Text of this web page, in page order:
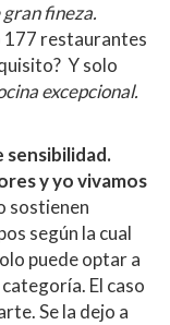
gran fineza.
177 restaurantes
Y solo
excepcional.
sensibilidad.
y yo vivamos
sostienen
según la cual
puede optar a
El caso
Se la dejo a